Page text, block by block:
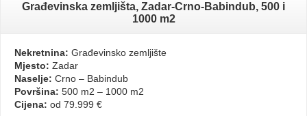
Građevinska zemljišta, Zadar-Crno-Babindub, 500 i
1000 m2
Nekretnina: Građevinsko zemljište
Mjesto: Zadar
Naselje: Crno – Babindub
Površina: 500 m2 – 1000 m2
Cijena: od 79.999 €